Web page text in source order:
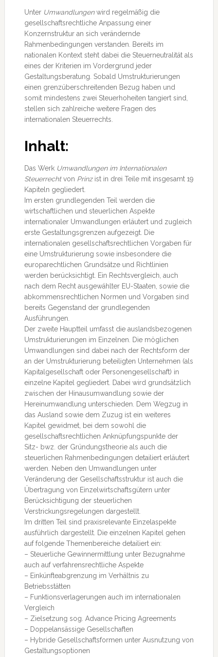
Unter Umwandlungenwird regelmäßig die
gesellschaftsrechtliche Anpassung einer
Konzernstruktur an sich verändernde
Rahmenbedingungen verstanden. Bereits im
nationalen Kontext steht dabei die Steuerneutralität als
eines der Kriterien im Vordergrund jeder
Gestaltungsberatung. Sobald Umstrukturierungen
einen grenzüberschreitenden Bezug haben und
somit mindestens zwei Steuerhoheiten tangiert sind,
stellen sich zahlreiche weitere Fragen des
internationalen Steuerrechts.
Inhalt:
Das Werk Umwandlungen im Internationalen
Steuerrechtvon Prinzist in drei Teile mit insgesamt 19
Kapiteln gegliedert.
Im ersten grundlegenden Teil werden die
wirtschaftlichen und steuerlichen Aspekte
internationaler Umwandlungen erläutert und zugleich
erste Gestaltungsgrenzen aufgezeigt. Die
internationalen gesellschaftsrechtlichen Vorgaben für
eine Umstrukturierung sowie insbesondere die
europarechtlichen Grundsätze und Richtlinien
werden berücksichtigt. Ein Rechtsvergleich, auch
nach dem Recht ausgewählter EU-Staaten, sowie die
abkommensrechtlichen Normen und Vorgaben sind
bereits Gegenstand der grundlegenden
Ausführungen.
Der zweite Hauptteil umfasst die auslandsbezogenen
Umstrukturierungen im Einzelnen. Die möglichen
Umwandlungen sind dabei nach der Rechtsform der
an der Umstrukturierung beteiligten Unternehmen (als
Kapitalgesellschaft oder Personengesellschaft) in
einzelne Kapitel gegliedert. Dabei wird grundsätzlich
zwischen der Hinausumwandlung sowie der
Hereinumwandlung unterschieden. Dem Wegzug in
das Ausland sowie dem Zuzug ist ein weiteres
Kapitel gewidmet, bei dem sowohl die
gesellschaftsrechtlichen Anknüpfungspunkte der
Sitz- bwz. der Gründungstheorie als auch die
steuerlichen Rahmenbedingungen detailiert erläutert
werden. Neben den Umwandlungen unter
Veränderung der Gesellschaftsstruktur ist auch die
Übertragung von Einzelwirtschaftsgütern unter
Berücksichtigung der steuerlichen
Verstrickungsregelungen dargestellt.
Im dritten Teil sind praxisrelevante Einzelaspekte
ausführlich dargestellt. Die einzelnen Kapitel gehen
auf folgende Themenbereiche detailiert ein:
– Steuerliche Gewinnermittlung unter Bezugnahme
auch auf verfahrensrechtliche Aspekte
– Einkünfteabgrenzung im Verhältnis zu
Betriebsstätten
– Funktionsverlagerungen auch im internationalen
Vergleich
– Zielsetzung sog. Advance Pricing Agreements
– Doppelansässige Gesellschaften
– Hybride Gesellschaftsformen unter Ausnutzung von
Gestaltungsoptionen